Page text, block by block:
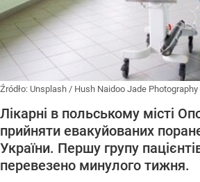
Źródło: Unsplash / Hush Naidoo Jade Photography
Лікарні в польському місті
прийняти евакуйованих
України. Першу групу
перевезено минулого тижня.